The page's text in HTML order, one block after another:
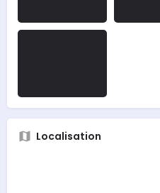
Localisation